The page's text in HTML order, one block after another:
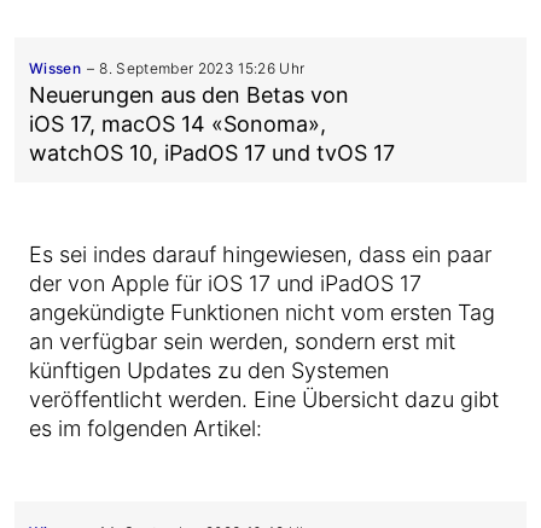
Wissen 8. September 2023 15:26 Uhr
Neuerungen aus den Betas von
iOS 17, macOS 14 «Sonoma»,
watchOS 10, iPadOS 17 und tvOS 17
Es sei indes darauf hingewiesen, dass ein paar
der von Apple für iOS 17 und iPadOS 17
angekündigte Funktionen nicht vom ersten Tag
an verfügbar sein werden, sondern erst mit
künftigen Updates zu den Systemen
veröffentlicht werden. Eine Übersicht dazu gibt
es im folgenden Artikel: